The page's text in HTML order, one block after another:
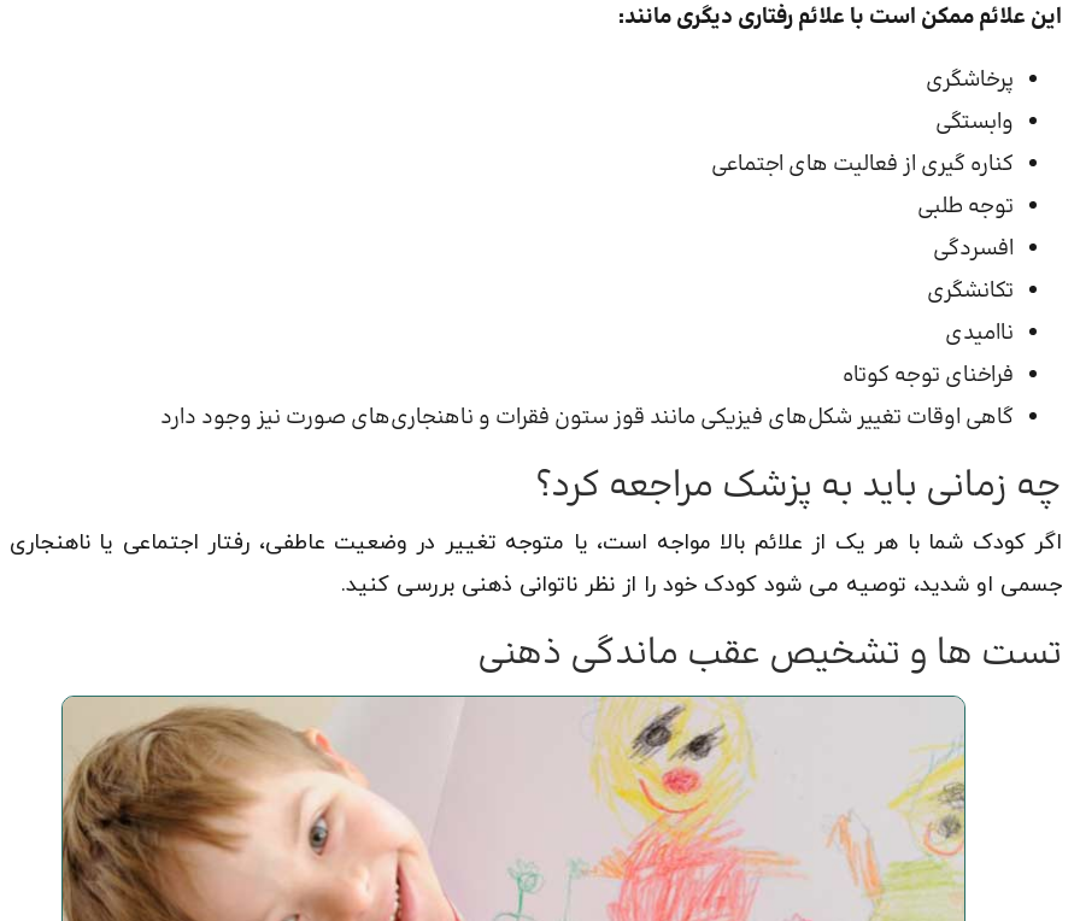
این علائم ممکن است با علائم رفتاری دیگری مانند:
پرخاشگری
وابستگی
کناره گیری از فعالیت های اجتماعی
توجه طلبی
افسردگی
تکانشگری
ناامیدی
فراخنای توجه کوتاه
گاهی اوقات تغییر شکل‌های فیزیکی مانند قوز ستون فقرات و ناهنجاری‌های صورت نیز وجود دارد
چه زمانی باید به پزشک مراجعه کرد؟
اگر کودک شما با هر یک از علائم بالا مواجه است، یا متوجه تغییر در وضعیت عاطفی، رفتار اجتماعی یا
جسمی او شدید، توصیه می شود کودک خود را از نظر ناتوانی ذهنی بررسی کنید.
تست ها و تشخیص عقب ماندگی ذهنی